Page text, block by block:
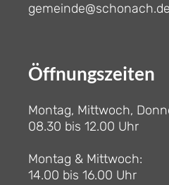
gemeinde@schonach.de
Öffnungszeiten
Montag, Mittwoch,
08.30 bis 12.00 Uhr
Montag & Mittwoch:
14.00 bis 16.00 Uhr